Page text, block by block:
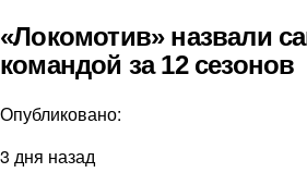
«Локомотив» назвали
командой за 12 сезонов
Опубликовано:
3 дня назад